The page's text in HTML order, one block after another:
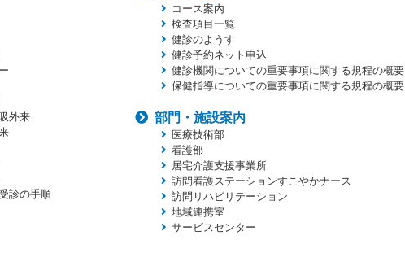
外来
診の手順
コース案内
検査項目一覧
健診のようす
健診予約ネット申込
健診機関についての重要事項に関する規程の概要
保健指導についての重要事項に関する規程の概要
部門・施設案内
医療技術部
看護部
居宅介護支援事業所
訪問看護ステーションすこやかナース
訪問リハビリテーション
地域連携室
サービスセンター